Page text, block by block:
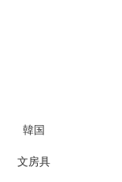
韓国
文房具